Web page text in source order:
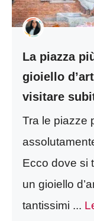
La piazza
gioiello
visitare
Tra le piazze
Ecco dove si
un gioiello
tantissimi ...